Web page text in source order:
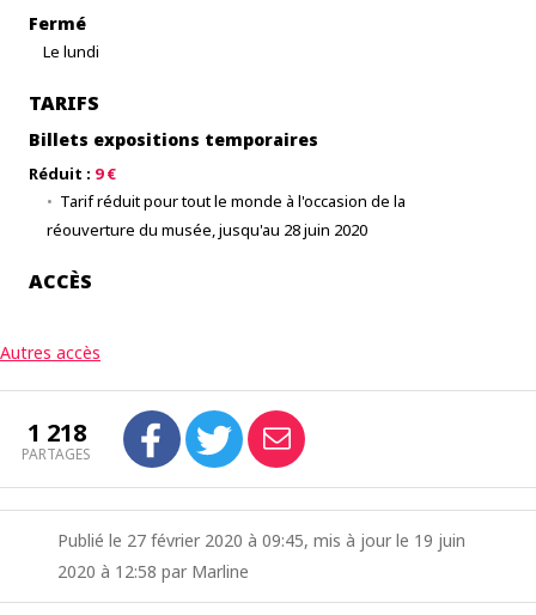
Fermé
Le lundi
TARIFS
Billets expositions temporaires
Réduit : 9 €
Tarif réduit pour tout le monde à l'occasion de la
réouverture du musée, jusqu'au 28 juin 2020
ACCÈS
Autres accès
1 218
PARTAGES
Publié le 27 février 2020 à 09:45, mis à jour le 19 juin
2020 à 12:58 par Marline